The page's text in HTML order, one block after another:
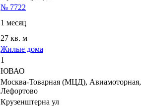
№ 7722
1 месяц
27 кв. м
Жилые дома
1
ЮВАО
Москва-Товарная (МЦД), Авиамоторная,
Лефортово
Крузенштерна ул